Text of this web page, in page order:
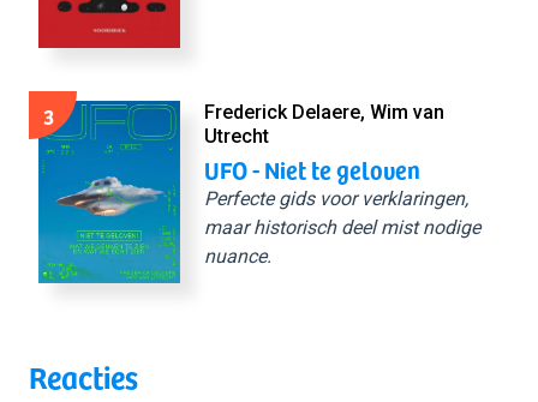
3
Frederick Delaere, Wim van
Utrecht
UFO - Niet te geloven
Perfecte gids voor verklaringen,
maar historisch deel mist nodige
nuance.
Reacties